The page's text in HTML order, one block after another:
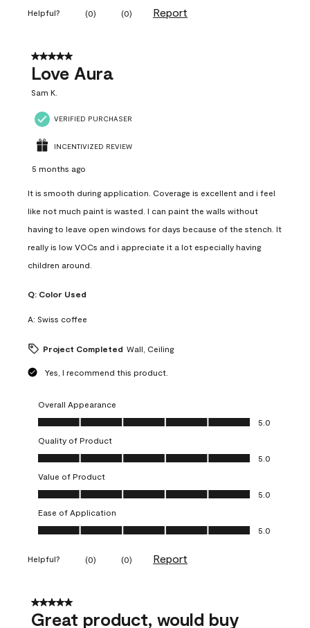
Helpful? (0) (0) Report
5 out of 5 stars.
Love Aura
Sam K.
VERIFIED PURCHASER
INCENTIVIZED REVIEW
5 months ago
It is smooth during application. Coverage is excellent and i feel
like not much paint is wasted. I can paint the walls without
having to leave open windows for days because of the stench. It
really is low VOCs and i appreciate it a lot especially having
children around.
Q: Color Used
A: Swiss coffee
Project Completed Wall, Ceiling
Yes, I recommend this product.
Overall Appearance
Overall Appearance, 5.0 out of 5
5.0
Quality of Product
Quality of Product, 5.0 out of 5
5.0
Value of Product
Value of Product, 5.0 out of 5
5.0
Ease of Application
Ease of Application, 5.0 out of 5
5.0
Helpful? (0) (0) Report
5 out of 5 stars.
Great product, would buy